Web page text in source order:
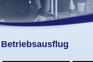
Betriebsausflug